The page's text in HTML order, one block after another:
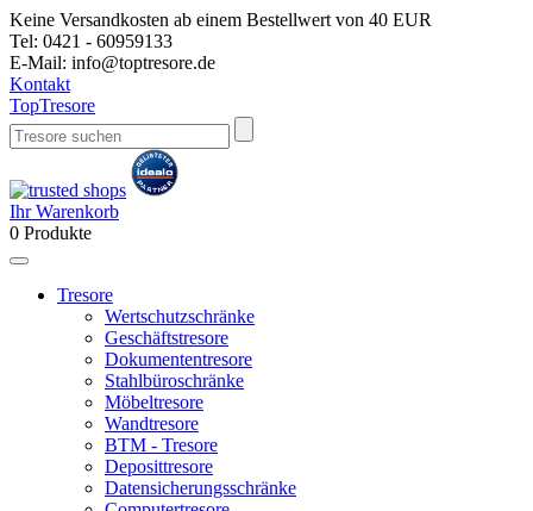
Keine Versandkosten ab einem Bestellwert von 40 EUR
Tel: 0421 - 60959133
E-Mail: info@toptresore.de
Kontakt
TopTresore
Ihr Warenkorb
0 Produkte
Tresore
Wertschutzschränke
Geschäftstresore
Dokumententresore
Stahlbüroschränke
Möbeltresore
Wandtresore
BTM - Tresore
Deposittresore
Datensicherungsschränke